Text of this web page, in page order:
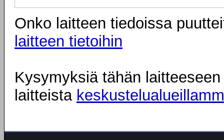
Onko laitteen tiedoissa
laitteen tietoihin
Kysymyksiä tähän
laitteista